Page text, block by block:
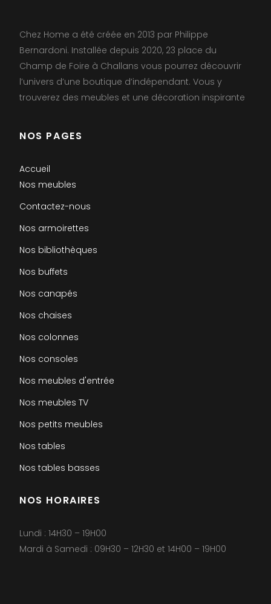
Chez Home a été créée en 2013 par Philippe
Bernardoni. Installée depuis 2020, 23 place du
Champ de Foire à Challans vous pourrez découvrir
l’univers d’une boutique d’indépendant. Vous y
trouverez des meubles et une décoration inspirante
NOS PAGES
Accueil
Nos meubles
Contactez-nous
Nos armoirettes
Nos bibliothèques
Nos buffets
Nos canapés
Nos chaises
Nos colonnes
Nos consoles
Nos meubles d'entrée
Nos meubles TV
Nos petits meubles
Nos tables
Nos tables basses
NOS HORAIRES
Lundi : 14H30 – 19H00
Mardi à Samedi : 09H30 – 12H30 et 14H00 – 19H00